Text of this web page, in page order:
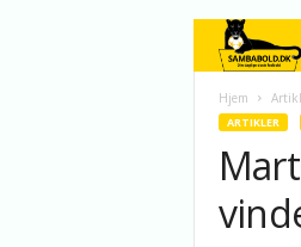
Hjem
ARTIKLER